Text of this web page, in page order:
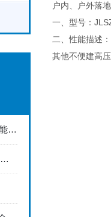
35kV高压真空断路器的性能与优势：高效切断与可靠保护，助力电力工程升级
35KV高压避雷器：创新设计，高效防护，提升电力系统可靠性
户内、户外落
一、型号：
二、性能描述
其他不便建高